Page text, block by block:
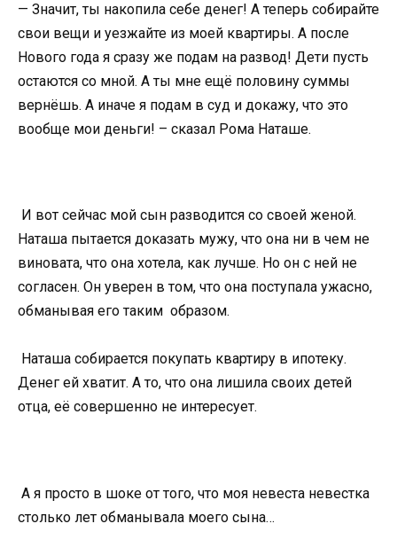
— Значит, ты накопила себе денег! А теперь собирайте
свои вещи и уезжайте из моей квартиры. А после
Нового года я сразу же подам на развод! Дети пусть
остаются со мной. А ты мне ещё половину суммы
вернёшь. А иначе я подам в суд и докажу, что это
вообще мои деньги! – сказал Рома Наташе.
И вот сейчас мой сын разводится со своей женой.
Наташа пытается доказать мужу, что она ни в чем не
виновата, что она хотела, как лучше. Но он с ней не
согласен. Он уверен в том, что она поступала ужасно,
обманывая его таким образом.
Наташа собирается покупать квартиру в ипотеку.
Денег ей хватит. А то, что она лишила своих детей
отца, её совершенно не интересует.
А я просто в шоке от того, что моя невеста невестка
столько лет обманывала моего сына…